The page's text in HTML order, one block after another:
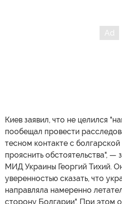
Киев заявил, что не целился
пообещал провести
тесном контакте с
прояснить обстоятельства", —
МИД Украины Георгий Тихий.
уверенностью сказать, что
направляла намеренно
сторону Болгарии". При этом